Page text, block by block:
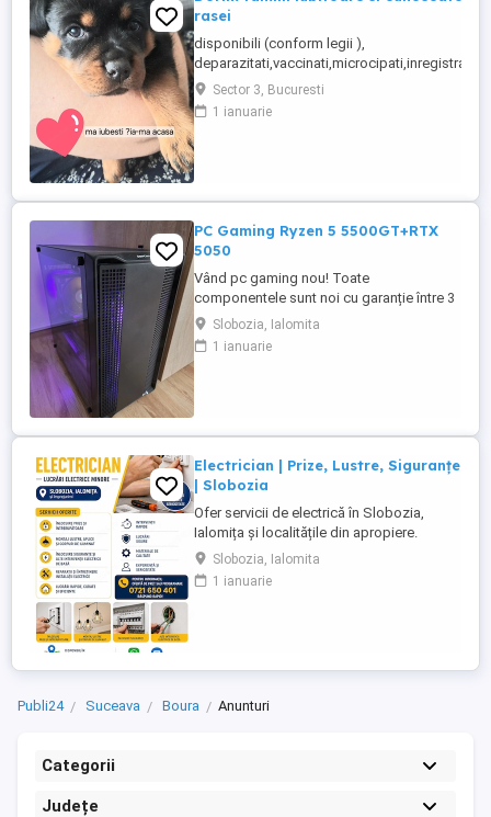
rasei
disponibili (conform legii ),
Sector 3, Bucuresti
1 ianuarie
PC Gaming Ryzen 5 5500GT+RTX
5050
Vând pc gaming nou! Toate
componentele sunt noi cu garanție între 3
și 10 ani la eMAG. Preț FIX nu trimit prin
curier doar predare personală.
Configurație: Procesor Ryzen 5
Kingston Fury Beast ...
Slobozia, Ialomita
1 ianuarie
Electrician | Prize, Lustre, Siguranțe
| Slobozia
Ofer servicii de electrică în Slobozia,
Ialomița și localitățile din apropiere.
Servicii oferite: Înlocuire prize și
întrerupătoare Montaj lustre, aplice și
corpuri de iluminat Înlocuire siguranțe
Slobozia, Ialomita
1 ianuarie
Publi24 Suceava Boura Anunturi
Categorii
Județe